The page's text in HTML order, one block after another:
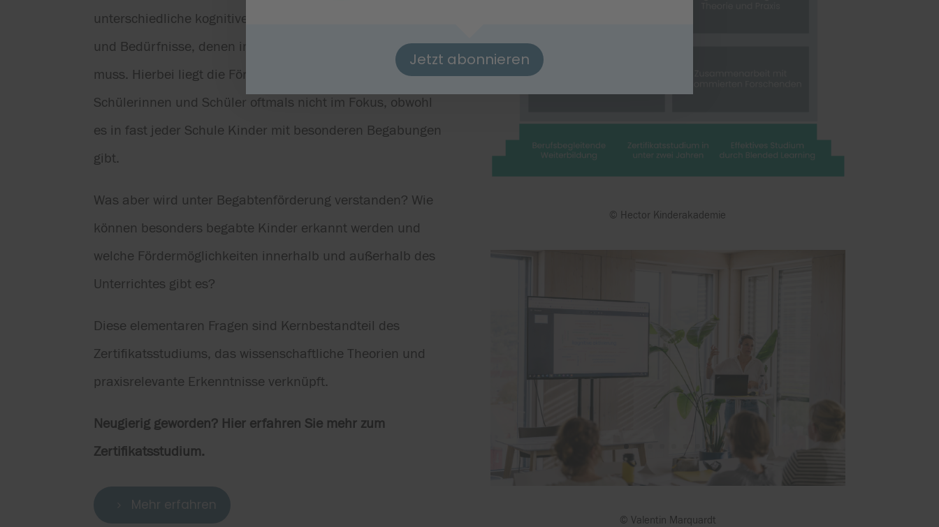
unterschiedliche kognitive Lernvoraussetzungen, Interessen
und Bedürfnisse, denen im Unterricht begegnet werden
muss. Hierbei liegt die Förderung (hoch-)begabter
Schülerinnen und Schüler oftmals nicht im Fokus, obwohl
es in fast jeder Schule Kinder mit besonderen Begabungen
gibt.
Was aber wird unter Begabtenförderung verstanden? Wie
können besonders begabte Kinder erkannt werden und
welche Fördermöglichkeiten innerhalb und außerhalb des
Unterrichtes gibt es?
Diese elementaren Fragen sind Kernbestandteil des
Zertifikatsstudiums, das wissenschaftliche Theorien und
praxisrelevante Erkenntnisse verknüpft.
Neugierig geworden? Hier erfahren Sie mehr zum
Zertifikatsstudium.
© Hector Kinderakademie
© Valentin Marquardt
Jetzt abonnieren